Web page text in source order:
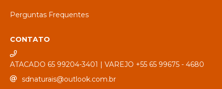
Perguntas Frequentes
CONTATO
ATACADO 65 99204-3401 | VAREJO +55 65 99675 - 4680
sdnaturais@outlook.com.br